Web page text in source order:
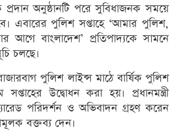
অনুষ্ঠানটি পরে সুবিধাজনক সময়ে
এবারের পুলিশ সপ্তাহে ‘আমার পুলিশ,
আগে বাংলাদেশ’ প্রতিপাদ্যকে সামনে
চলছে।
পুলিশ লাইন্স মাঠে বার্ষিক পুলিশ
সপ্তাহের উদ্বোধন করা হয়। প্রধানমন্ত্রী
পরিদর্শন ও অভিবাদন গ্রহণ করেন
বক্তব্য দেন।